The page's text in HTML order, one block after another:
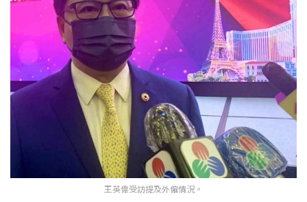
王英偉受訪提及外僱情況。